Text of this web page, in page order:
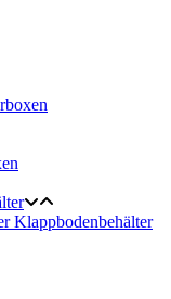
Klappbodenbehälter